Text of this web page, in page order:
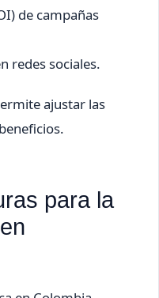
de campañas
redes sociales.
ajustar las
para la